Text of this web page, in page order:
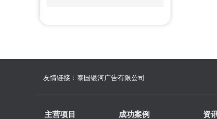
主营项目 成功案例 资
友情链接： 泰国银河广告有限公司